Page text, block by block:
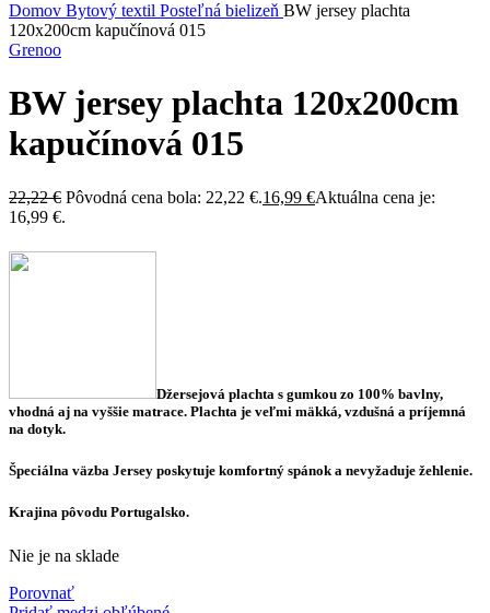
Domov Bytový textil Posteľná bielizeň BW jersey plachta
120x200cm kapučínová 015
Grenoo
BW jersey plachta 120x200cm
kapučínová 015
22,22€ Pôvodná cena bola: 22,22 €.16,99 €Aktuálna cena je:
16,99 €.
Džersejová plachta s gumkou zo 100% bavlny,
vhodná aj na vyššie matrace. Plachta je veľmi mäkká, vzdušná a príjemná
na dotyk.
Špeciálna väzba Jersey poskytuje komfortný spánok a nevyžaduje žehlenie.
Krajina pôvodu Portugalsko.
Nie je na sklade
Porovnať